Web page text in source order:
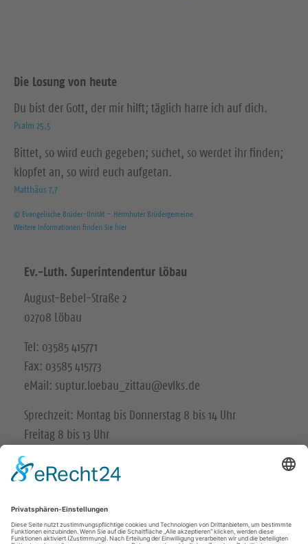
Die Losung von heute
Du bist der Gott, der mir hilft; täglich harre ich auf dich.
Psalm 25,5
Bittet, so wird euch gegeben; suchet, so werdet ihr finden;
klopfet an, so wird euch aufgetan.
Matthäus 7,7
© Evangelische Brüder-Unität – Herrnhuter Brüdergemeine
Weitere Informationen finden Sie hier
Ev.-Luth. Superintendentur Löbau
August-Bebel-Straße 2
02708 Löbau
Tel: 03585 415771
Fax: 03585 415773
eMail: suptur.loebau_zittau@evlks.de
Sprechzeit: Montag bis Donnerstag 8 bis 14 Uhr
Freitag 8 bis 13 Uhr